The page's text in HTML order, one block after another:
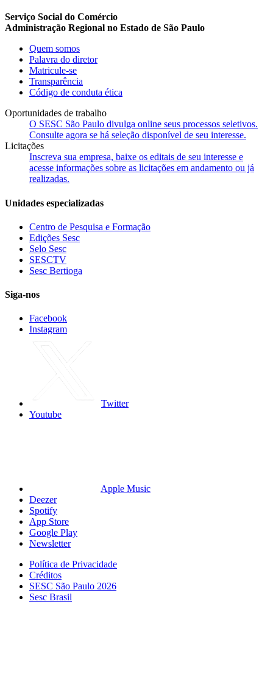
Serviço Social do Comércio
Administração Regional no Estado de São Paulo
Quem somos
Palavra do diretor
Matricule-se
Transparência
Código de conduta ética
Oportunidades de trabalho
O SESC São Paulo divulga online seus processos seletivos.
Consulte agora se há seleção disponível de seu interesse.
Licitações
Inscreva sua empresa, baixe os editais de seu interesse e
acesse informações sobre as licitações em andamento ou já
realizadas.
Unidades especializadas
Centro de Pesquisa e Formação
Edições Sesc
Selo Sesc
SESCTV
Sesc Bertioga
Siga-nos
Facebook
Instagram
Twitter
Youtube
Apple Music
Deezer
Spotify
App Store
Google Play
Newsletter
Política de Privacidade
Créditos
SESC São Paulo 2026
Sesc Brasil